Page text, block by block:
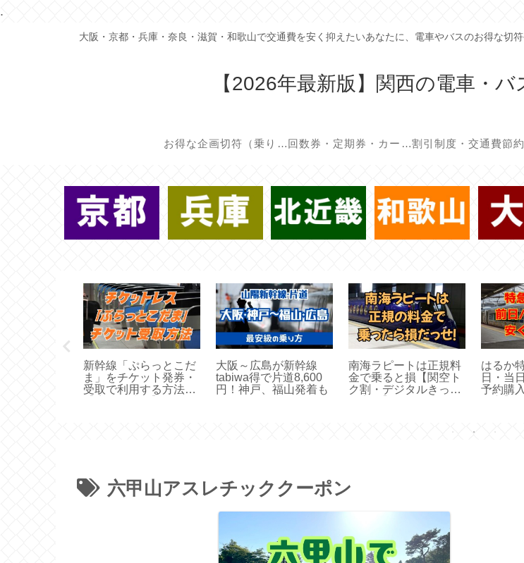
.
大阪・京都・兵庫・奈良・滋賀・和歌山で交通費を安く抑えたいあなたに、電車やバスのお得な切
【2026年最新版】関西の電車・
お得な企画切符（乗り放題/割引切符） 回数券・定期券・カード
新幹線「ぷらっとこだ
ま」をチケット発券・
受取で利用する方法
大阪～広島が新幹線
tabiwa得で片道8,600
円！神戸、福山発着も
南海ラピートは正規料
金で乗ると損【関空ト
ク割・デジタルきっぷ
はるか
日・当
予約購
六甲山アスレチッククーポン